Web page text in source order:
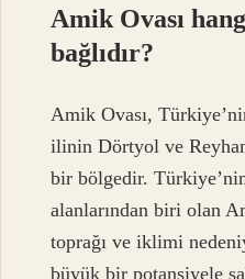
Amik Ovası
bağlıdır?
Amik Ovası,
ilinin Dörtyol ve
bir bölgedir.
alanlarından biri olan
toprağı ve iklimi
büyük bir potansiyele